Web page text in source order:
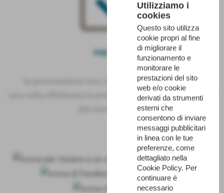
PRENOTA
la prenotazione non comporta nessun obbligo
una volta effettuata la prenotazione sarete ricontattati
dal nostro Centro
Utilizziamo i
cookies
Questo sito utilizza
cookie propri al fine
di migliorare il
funzionamento e
monitorare le
prestazioni del sito
web e/o cookie
derivati da strumenti
esterni che
consentono di inviare
messaggi pubblicitari
in linea con le tue
preferenze, come
dettagliato nella
Cookie Policy. Per
continuare è
necessario